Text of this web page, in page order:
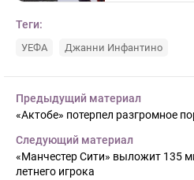
Теги:
УЕФА Джанни Инфантино
Предыдущий материал
«Актобе» потерпел разгромное
Следующий материал
«Манчестер Сити» выложит 135
летнего игрока